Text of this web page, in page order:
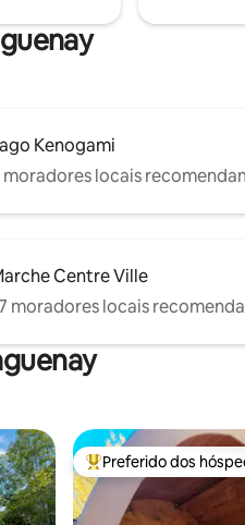
Kenogami
moradores locais
Centre Ville
moradores locais
Entre os melhores
Preferido dos